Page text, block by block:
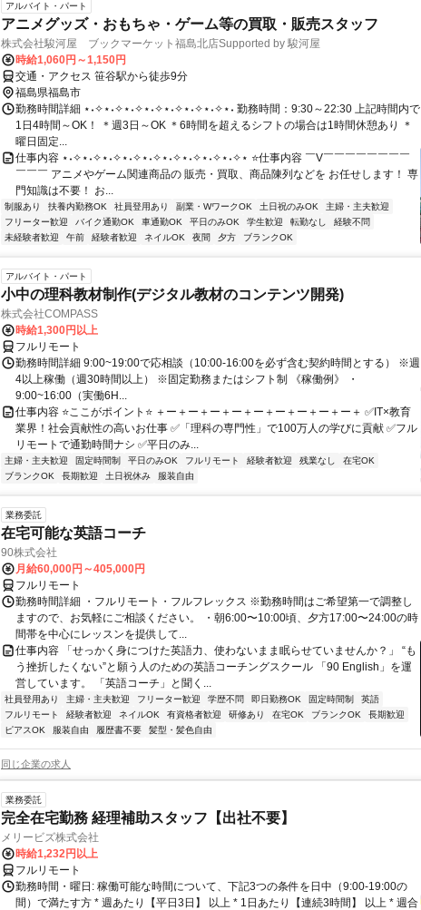
アルバイト・パート
アニメグッズ・おもちゃ・ゲーム等の買取・販売スタッフ
株式会社駿河屋 ブックマーケット福島北店Supported by 駿河屋
時給1,060円～1,150円
交通・アクセス 笹谷駅から徒歩9分
福島県福島市
勤務時間詳細 ⋆˖✧⋆˖✧⋆˖✧⋆˖✧⋆˖✧⋆˖✧⋆˖✧⋆˖ 勤務時間：9:30～22:30 上記時間内で
1日4時間～OK！ ＊週3日～OK ＊6時間を超えるシフトの場合は1時間休憩あり ＊
曜日固定...
仕事内容 ⋆˖✧⋆˖✧⋆˖✧⋆˖✧⋆˖✧⋆˖✧⋆˖✧⋆˖✧⋆˖✧⋆ ⭐仕事内容 ￣V￣￣￣￣￣￣￣￣
￣￣￣ アニメやゲーム関連商品の 販売・買取、商品陳列などを お任せします！ 専
門知識は不要！ お...
制服あり 扶養内勤務OK 社員登用あり 副業・WワークOK 土日祝のみOK
主婦・主夫歓迎
フリーター歓迎
バイク通勤OK 車通勤OK 平日のみOK 学生歓迎 転勤なし
経験不問
未経験者歓迎
午前 経験者歓迎 ネイルOK 夜間 夕方 ブランクOK
アルバイト・パート
小中の理科教材制作(デジタル教材のコンテンツ開発)
株式会社COMPASS
時給1,300円以上
フルリモート
勤務時間詳細 9:00~19:00で応相談（10:00-16:00を必ず含む契約時間とする） ※週
4以上稼働（週30時間以上） ※固定勤務またはシフト制 《稼働例》 ・
9:00~16:00（実働6H...
仕事内容 ⭐ここがポイント⭐ ＋ー＋ー＋ー＋ー＋ー＋ー＋ー＋ー＋ー＋ ✅IT×教育
業界！社会貢献性の高いお仕事 ✅「理科の専門性」で100万人の学びに貢献 ✅フル
リモートで通勤時間ナシ ✅平日のみ...
主婦・主夫歓迎 固定時間制 平日のみOK フルリモート 経験者歓迎 残業なし
在宅OK
ブランクOK
長期歓迎 土日祝休み 服装自由
業務委託
在宅可能な英語コーチ
90株式会社
月給60,000円～405,000円
フルリモート
勤務時間詳細 ・フルリモート・フルフレックス ※勤務時間はご希望第一で調整し
ますので、お気軽にご相談ください。 ・朝6:00〜10:00頃、夕方17:00〜24:00の時
間帯を中心にレッスンを提供して...
仕事内容 「せっかく身につけた英語力、使わないまま眠らせていませんか？」 “も
う挫折したくない”と願う人のための英語コーチングスクール 「90 English」を運
営しています。 「英語コーチ」と聞く...
社員登用あり 主婦・主夫歓迎 フリーター歓迎 学歴不問 即日勤務OK 固定時間制
英語
フルリモート
経験者歓迎 ネイルOK 有資格者歓迎 研修あり 在宅OK ブランクOK
長期歓迎
ピアスOK
服装自由 履歴書不要 髪型・髪色自由
同じ企業の求人
業務委託
完全在宅勤務 経理補助スタッフ【出社不要】
メリービズ株式会社
時給1,232円以上
フルリモート
勤務時間・曜日: 稼働可能な時間について、下記3つの条件を日中（9:00-19:00の
間）で満たす方 * 週あたり【平日3日】 以上 * 1日あたり【連続3時間】 以上 * 週合